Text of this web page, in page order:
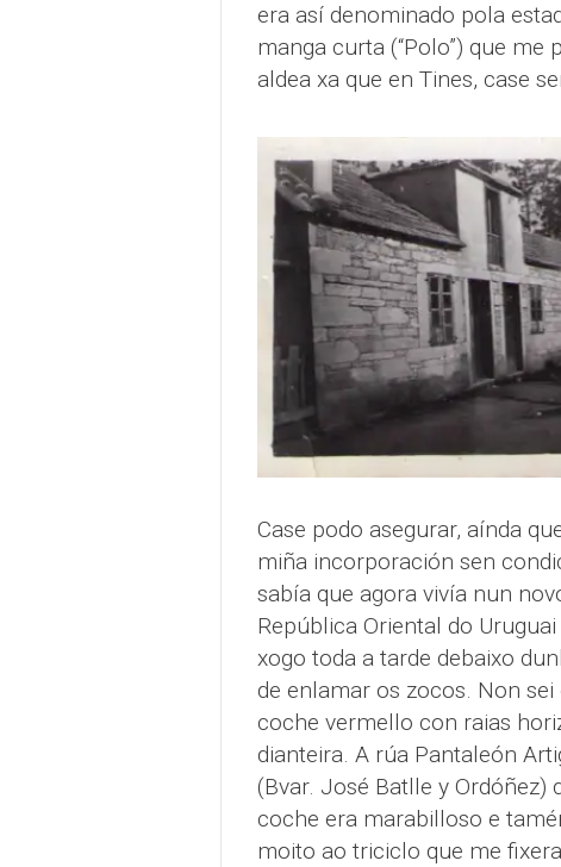
era así denominado pola
manga curta (“Polo”) que
aldea xa que en Tines, case
Case podo asegurar, aínda
miña incorporación sen
sabía que agora vivía nun
República Oriental do
xogo toda a tarde debaixo
de enlamar os zocos. Non
coche vermello con raias
dianteira. A rúa Pantaleón
(Bvar. José Batlle y Ordóñez)
coche era marabilloso e
moito ao triciclo que me